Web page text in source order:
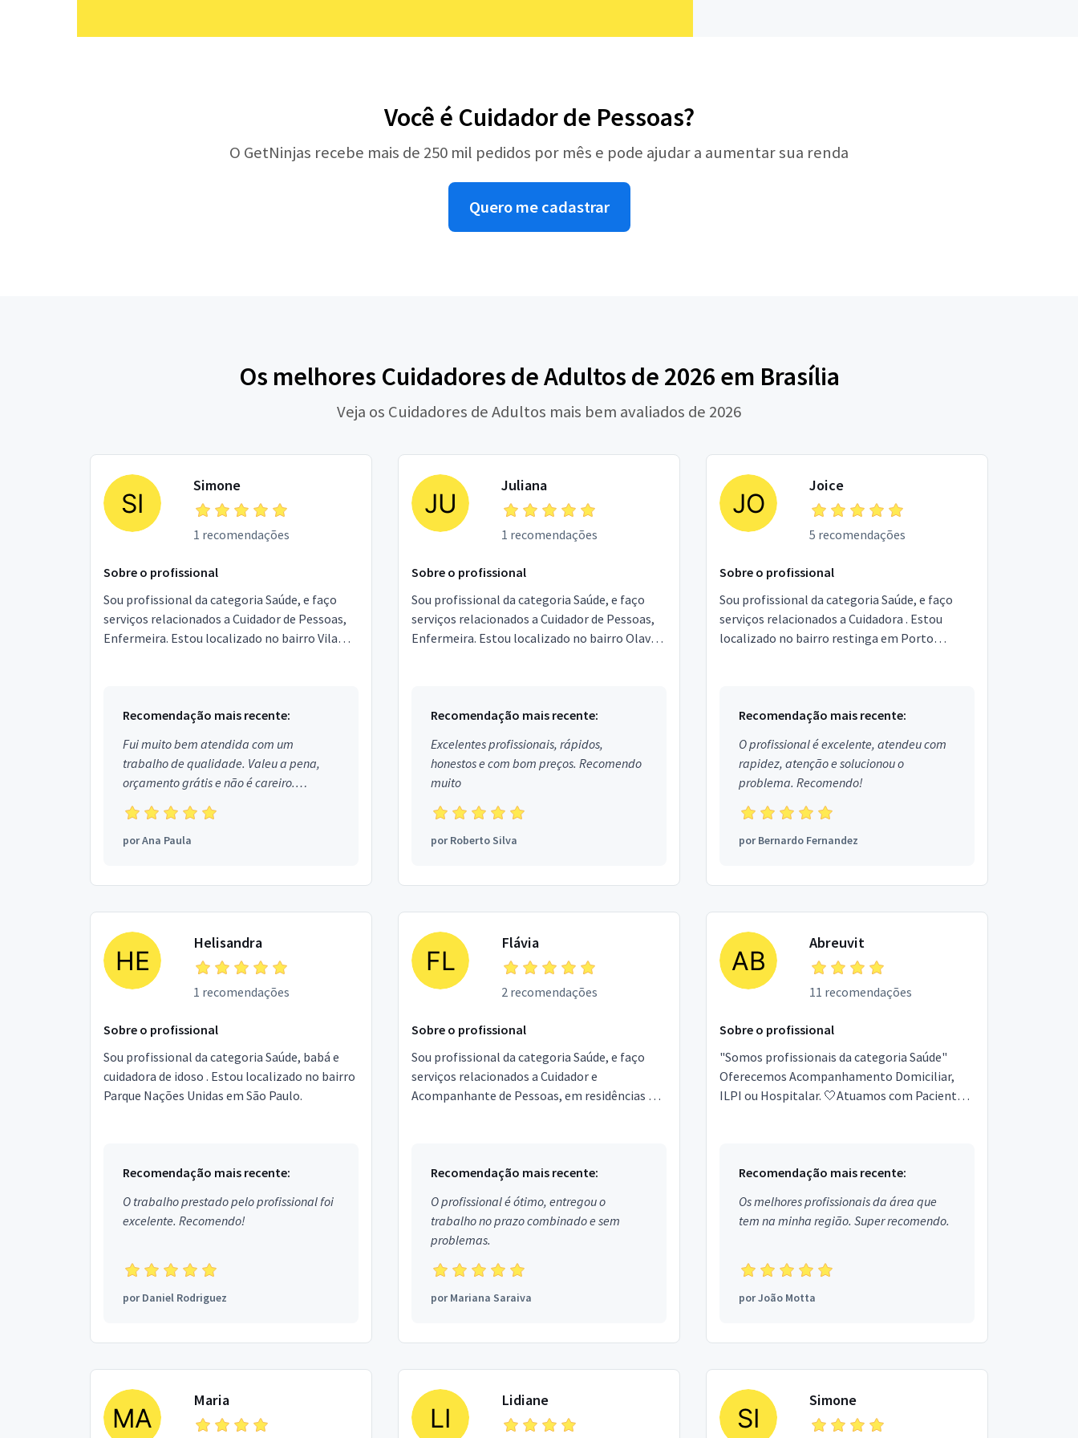
Você é Cuidador de Pessoas?
O GetNinjas recebe mais de 250 mil pedidos por mês e pode ajudar a aumentar sua renda
Quero me cadastrar
Os melhores Cuidadores de Adultos de 2026 em Brasília
Veja os Cuidadores de Adultos mais bem avaliados de 2026
Simone
1 recomendações
Sobre o profissional
Sou profissional da categoria Saúde, e faço
serviços relacionados a Cuidador de Pessoas,
Enfermeira. Estou localizado no bairro Vila
Recomendação mais recente:
Fui muito bem atendida com um
trabalho de qualidade. Valeu a pena,
orçamento grátis e não é careiro.
porAna Paula
Juliana
1 recomendações
Sobre o profissional
Sou profissional da categoria Saúde, e faço
serviços relacionados a Cuidador de Pessoas,
Enfermeira. Estou localizado no bairro Olavo
Recomendação mais recente:
Excelentes profissionais, rápidos,
honestos e com bom preços. Recomendo
muito
porRoberto Silva
Joice
5 recomendações
Sobre o profissional
Sou profissional da categoria Saúde, e faço
serviços relacionados a Cuidadora . Estou
localizado no bairro restinga em Porto
Recomendação mais recente:
O profissional é excelente, atendeu com
rapidez, atenção e solucionou o
problema. Recomendo!
porBernardo Fernandez
Helisandra
1 recomendações
Sobre o profissional
Sou profissional da categoria Saúde, babá e
cuidadora de idoso . Estou localizado no bairro
Parque Nações Unidas em São Paulo.
Recomendação mais recente:
O trabalho prestado pelo profissional foi
excelente. Recomendo!
porDaniel Rodriguez
Flávia
2 recomendações
Sobre o profissional
Sou profissional da categoria Saúde, e faço
serviços relacionados a Cuidador e
Acompanhante de Pessoas, em residências e
Recomendação mais recente:
O profissional é ótimo, entregou o
trabalho no prazo combinado e sem
problemas.
porMariana Saraiva
Abreuvit
11 recomendações
Sobre o profissional
"Somos profissionais da categoria Saúde"
Oferecemos Acompanhamento Domiciliar,
ILPI ou Hospitalar. 🤍Atuamos com Pacientes
Recomendação mais recente:
Os melhores profissionais da área que
tem na minha região. Super recomendo.
porJoão Motta
Maria Lidiane Simone